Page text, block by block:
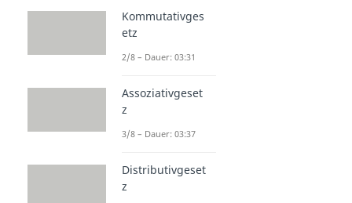
Kommutativges
etz
2/8 – Dauer: 03:31
Assoziativgeset
z
3/8 – Dauer: 03:37
Distributivgeset
z